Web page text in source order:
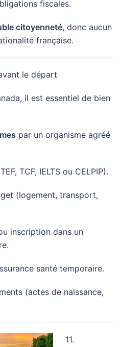
fiscales.
citoyenneté, donc aucun
française.
le départ
il est essentiel de bien
par un organisme agréé
TCF, IELTS ou CELPIP).
(logement, transport,
inscription dans un
santé temporaire.
(actes de naissance,
11.